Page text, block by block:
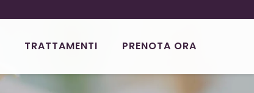
TRATTAMENTI PRENOTA ORA